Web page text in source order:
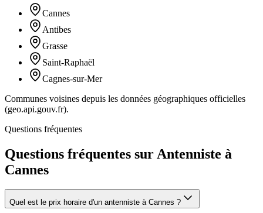
Cannes
Antibes
Grasse
Saint-Raphaël
Cagnes-sur-Mer
Communes voisines depuis les données géographiques officielles
(geo.api.gouv.fr).
Questions fréquentes
Questions fréquentes sur Antenniste à
Cannes
Quel est le prix horaire d'un antenniste à Cannes ?